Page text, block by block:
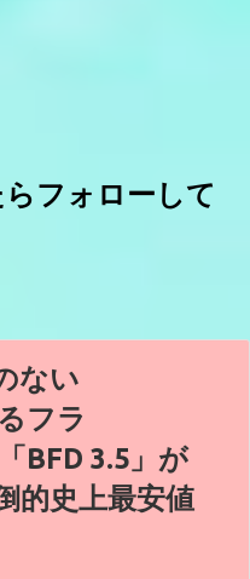
フォローして
ない
フラ
BFD 3.5」が
的史上最安値